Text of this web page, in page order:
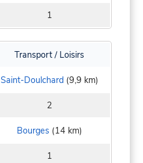
1
Transport / Loisirs
Saint-Doulchard(9,9 km)
2
Bourges(14 km)
1